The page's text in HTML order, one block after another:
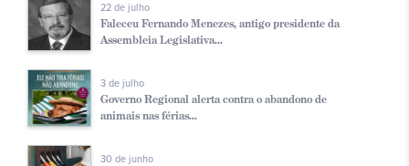
22 de julho
Faleceu Fernando Menezes, antigo presidente da
Assembleia Legislativa...
3 de julho
Governo Regional alerta contra o abandono de
animais nas férias...
30 de junho